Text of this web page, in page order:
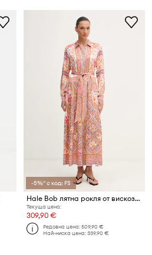
-5%* с код: FS
Hale Bob лятна рокля от вискоза Nicandra
Текуща цена:
309,90 €
Редовна цена:509,90 €
Най-ниска цена:339,90 €